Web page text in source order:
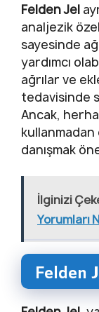
Felden Jel
analjezik
sayesinde
yardımcı
ağrılar ve
tedavisinde
Ancak,
danışmak
İlginizi
Yorumları
Felden